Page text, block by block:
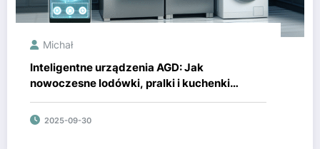
Michał
Inteligentne urządzenia AGD: Jak
nowoczesne lodówki, pralki i kuchenki
2025-09-30